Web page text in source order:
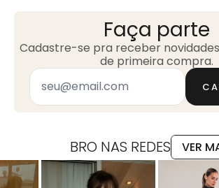
Faça parte
Cadastre-se pra receber
de primeira compra.
BRO NAS REDES VER